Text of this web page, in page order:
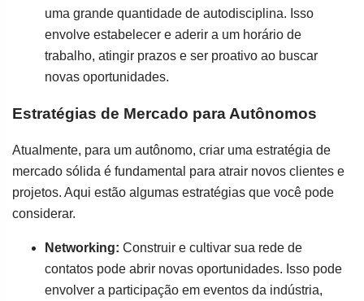
uma grande quantidade de autodisciplina. Isso
envolve estabelecer e aderir a um horário de
trabalho, atingir prazos e ser proativo ao buscar
novas oportunidades.
Estratégias de Mercado para Autônomos
Atualmente, para um autônomo, criar uma estratégia de
mercado sólida é fundamental para atrair novos clientes e
projetos. Aqui estão algumas estratégias que você pode
considerar.
Networking: Construir e cultivar sua rede de
contatos pode abrir novas oportunidades. Isso pode
envolver a participação em eventos da indústria,